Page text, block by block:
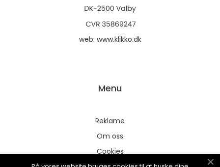
web: www.klikko.dk
Menu
Reklame
Om oss
Cookies